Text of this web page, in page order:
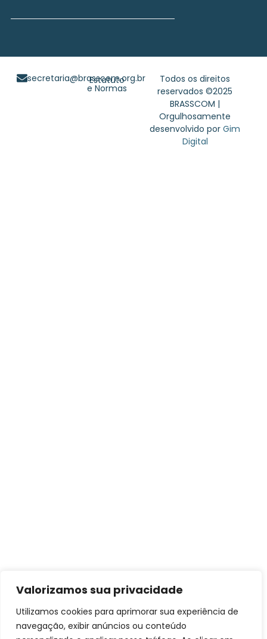
Valorizamos sua privacidade
Utilizamos cookies para aprimorar sua experiência de
navegação, exibir anúncios ou conteúdo
Todos os direitos
reservados ©2025
BRASSCOM |
Orgulhosamente
desenvolvido porGim
Digital
secretaria@brasscom.org.br
Estatuto
e Normas